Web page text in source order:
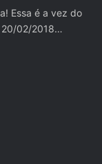
Essa é a vez do
20/02/2018…